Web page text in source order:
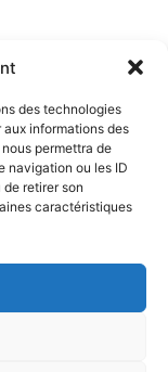
des technologies
informations des
permettra de
navigation ou les ID
retirer son
caractéristiques